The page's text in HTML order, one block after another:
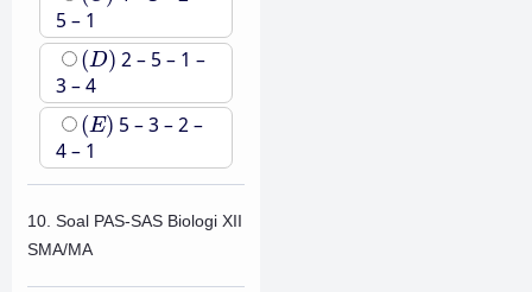
5 – 1
(D)
(D) 2 – 5 – 1 –
3 – 4
(E)
(E) 5 – 3 – 2 –
4 – 1
10. Soal PAS-SAS Biologi XII
SMA/MA